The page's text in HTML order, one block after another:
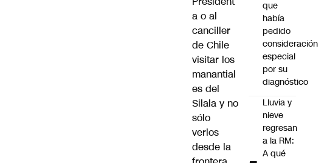
a o al
canciller
de Chile
visitar los
manantial
es del
Silala y no
sólo
verlos
desde la
que
había
pedido
consideración
especial
por su
diagnóstico
Lluvia y
nieve
regresan
a la RM:
A qué